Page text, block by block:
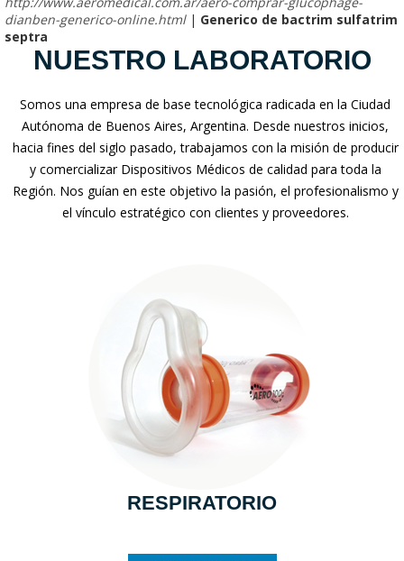
dianben-generico-online.html| Generico de bactrim sulfatrim
septra
NUESTRO LABORATORIO
Somos una empresa de base tecnológica radicada en la Ciudad
Autónoma de Buenos Aires, Argentina. Desde nuestros inicios,
hacia fines del siglo pasado, trabajamos con la misión de producir
y comercializar Dispositivos Médicos de calidad para toda la
Región. Nos guían en este objetivo la pasión, el profesionalismo y
el vínculo estratégico con clientes y proveedores.
RESPIRATORIO